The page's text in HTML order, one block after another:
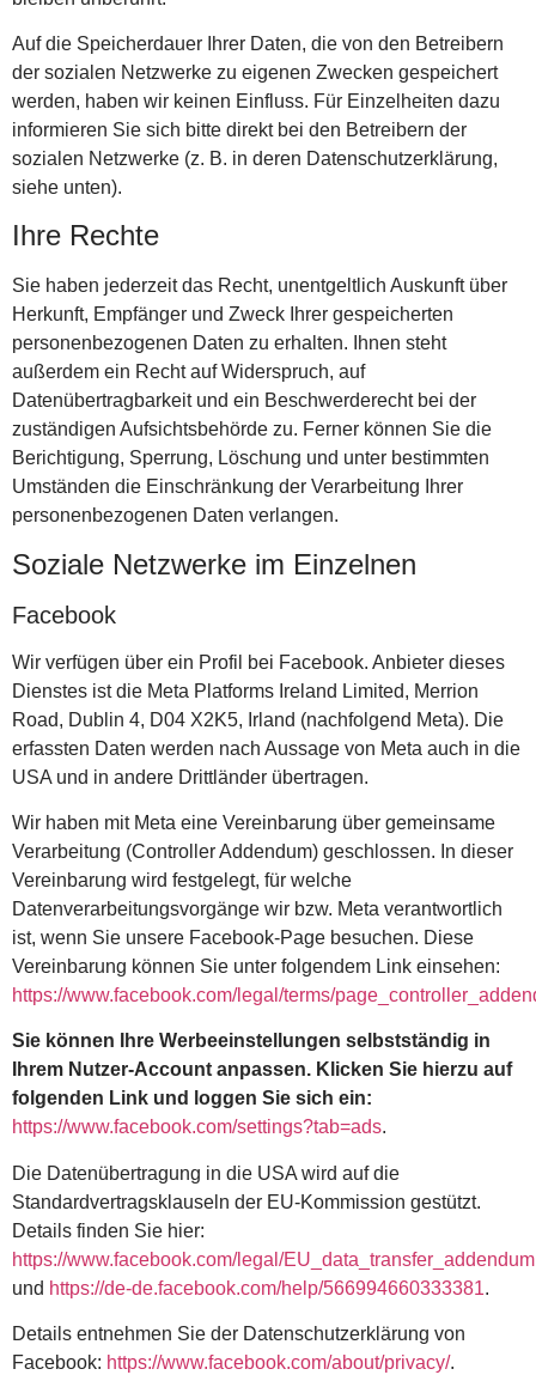
Auf die Speicherdauer Ihrer Daten, die von den Betreibern
der sozialen Netzwerke zu eigenen Zwecken gespeichert
werden, haben wir keinen Einfluss. Für Einzelheiten dazu
informieren Sie sich bitte direkt bei den Betreibern der
sozialen Netzwerke (z. B. in deren Datenschutzerklärung,
siehe unten).
Ihre Rechte
Sie haben jederzeit das Recht, unentgeltlich Auskunft über
Herkunft, Empfänger und Zweck Ihrer gespeicherten
personenbezogenen Daten zu erhalten. Ihnen steht
außerdem ein Recht auf Widerspruch, auf
Datenübertragbarkeit und ein Beschwerderecht bei der
zuständigen Aufsichtsbehörde zu. Ferner können Sie die
Berichtigung, Sperrung, Löschung und unter bestimmten
Umständen die Einschränkung der Verarbeitung Ihrer
personenbezogenen Daten verlangen.
Soziale Netzwerke im Einzelnen
Facebook
Wir verfügen über ein Profil bei Facebook. Anbieter dieses
Dienstes ist die Meta Platforms Ireland Limited, Merrion
Road, Dublin 4, D04 X2K5, Irland (nachfolgend Meta). Die
erfassten Daten werden nach Aussage von Meta auch in die
USA und in andere Drittländer übertragen.
Wir haben mit Meta eine Vereinbarung über gemeinsame
Verarbeitung (Controller Addendum) geschlossen. In dieser
Vereinbarung wird festgelegt, für welche
Datenverarbeitungsvorgänge wir bzw. Meta verantwortlich
ist, wenn Sie unsere Facebook-Page besuchen. Diese
Vereinbarung können Sie unter folgendem Link einsehen:
https://www.facebook.com/legal/terms/
Sie können Ihre Werbeeinstellungen selbstständig in
Ihrem Nutzer-Account anpassen. Klicken Sie hierzu auf
folgenden Link und loggen Sie sich ein:
https://www.facebook.com/settings?tab=ads.
Die Datenübertragung in die USA wird auf die
Standardvertragsklauseln der EU-Kommission gestützt.
Details finden Sie hier:
https://www.facebook.com/legal/EU_data_transfer_addendum
und https://de-de.facebook.com/help/566994660333381.
Details entnehmen Sie der Datenschutzerklärung von
Facebook: https://www.facebook.com/about/privacy/.